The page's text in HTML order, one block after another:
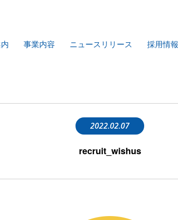
事業内容 ニュースリリース 採用情報
2022.02.07
recruit_wishus